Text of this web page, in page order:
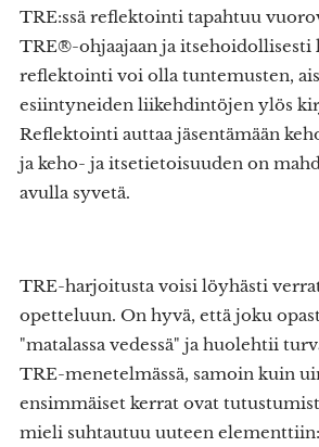
TRE:ssä reflektointi tapahtuu
TRE®-ohjaajaan ja itsehoidollisesti
reflektointi voi olla tuntemusten,
esiintyneiden liikehdintöjen ylös
Reflektointi auttaa jäsentämään
ja keho- ja itsetietoisuuden on
avulla syvetä.
TRE-harjoitusta voisi löyhästi
opetteluun. On hyvä, että joku
"matalassa vedessä" ja huolehtii
TRE-menetelmässä, samoin kuin
ensimmäiset kerrat ovat
mieli suhtautuu uuteen